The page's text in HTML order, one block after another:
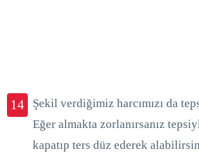
14
Şekil verdiğimiz harcımızı da
Eğer almakta zorlanırsanız
kapatıp ters düz ederek